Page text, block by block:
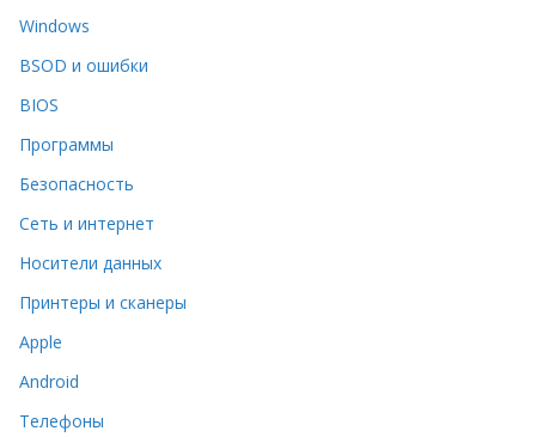
Windows
BSOD и ошибки
BIOS
Программы
Безопасность
Сеть и интернет
Носители данных
Принтеры и сканеры
Apple
Android
Телефоны